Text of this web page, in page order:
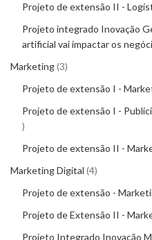
Projeto de extensão II -
Projeto integrado Inovação
artificial vai impactar os
Marketing 3
Projeto de extensão I -
Projeto de extensão I -
Projeto de extensão II -
Marketing Digital 4
Projeto de extensão -
Projeto de Extensão II -
Projeto Integrado Inovação